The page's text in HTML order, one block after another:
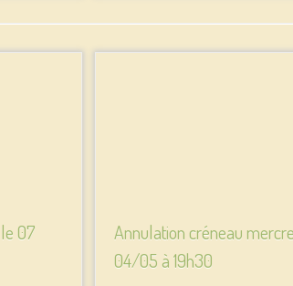
07
Annulation créneau
04/05 à 19h30